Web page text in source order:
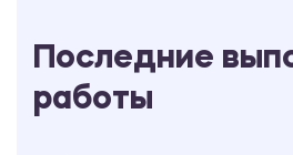
Последние
работы